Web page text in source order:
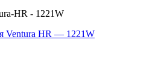
HR - 1221W
Ventura HR — 1221W